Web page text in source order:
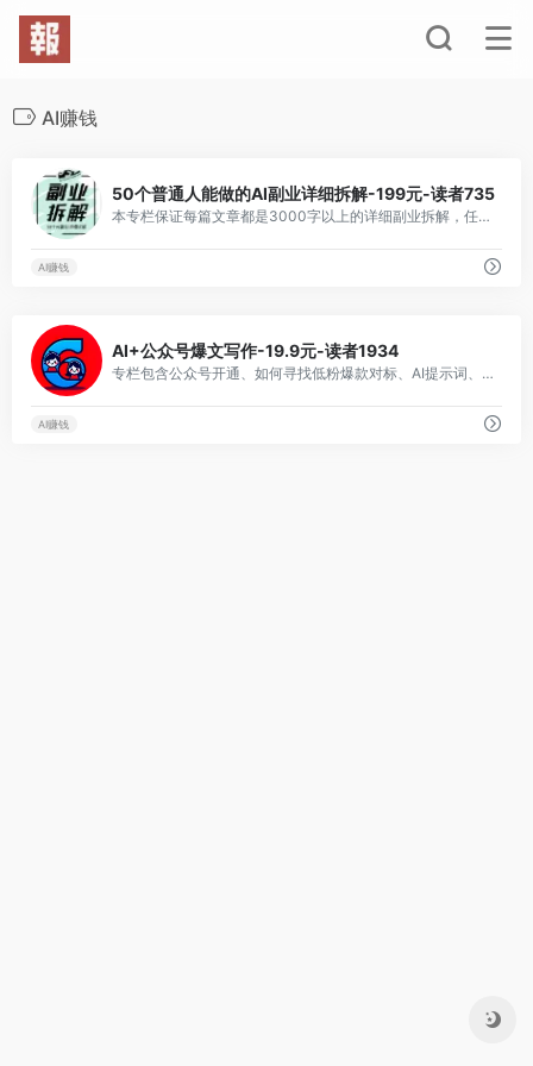
AI赚钱
50个普通人能做的AI副业详细拆解-199元-读者735
本专栏保证每篇文章都是3000字以上的详细副业拆解，任意一篇文章都能赚回专栏费用，每周更新一篇！
AI赚钱
AI+公众号爆文写作-19.9元-读者1934
专栏包含公众号开通、如何寻找低粉爆款对标、AI提示词、AI写作、公众号运营变现、涨粉、常见问答等干货内容。
AI赚钱